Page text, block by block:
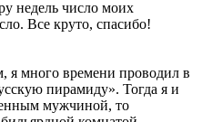
недель число моих
Все круто, спасибо!
я много времени проводил в
пирамиду». Тогда я и
мужчиной, то